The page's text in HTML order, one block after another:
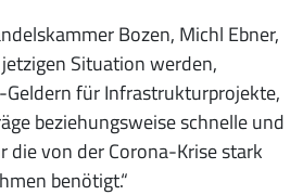
Bozen, Michl Ebner,
Situation werden,
Geldern für Infrastrukturprojekte,
beziehungsweise schnelle und
die von der Corona-Krise stark
benötigt.“